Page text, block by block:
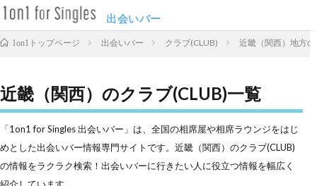
出会いバー
1on1トップページ 出会いバー クラブ(CLUB) 近畿（関西）地方
近畿（関西）のクラブ(CLUB)一覧
「1on1 for Singles 出会いバー」は、全国の相席屋や相席ラウンジをはじ
めとした出会いバー情報専門サイトです。近畿（関西）のクラブ(CLUB)
の情報をラクラク検索！出会いバーに行きたい人に役立つ情報を幅広く